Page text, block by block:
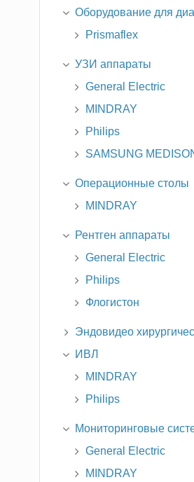
Оборудование для
Prismaflex
УЗИ аппараты
General Electric
MINDRAY
Philips
SAMSUNG
Операционные столы
MINDRAY
Рентген аппараты
General Electric
Philips
Флогистон
Эндовидео
ИВЛ
MINDRAY
Philips
Мониторинговые
General Electric
MINDRAY